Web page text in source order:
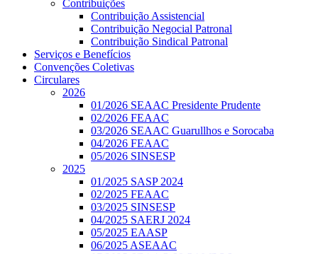
Contribuições
Contribuição Assistencial
Contribuição Negocial Patronal
Contribuição Sindical Patronal
Serviços e Benefícios
Convenções Coletivas
Circulares
2026
01/2026 SEAAC Presidente Prudente
02/2026 FEAAC
03/2026 SEAAC Guarullhos e Sorocaba
04/2026 FEAAC
05/2026 SINSESP
2025
01/2025 SASP 2024
02/2025 FEAAC
03/2025 SINSESP
04/2025 SAERJ 2024
05/2025 EAASP
06/2025 ASEAAC